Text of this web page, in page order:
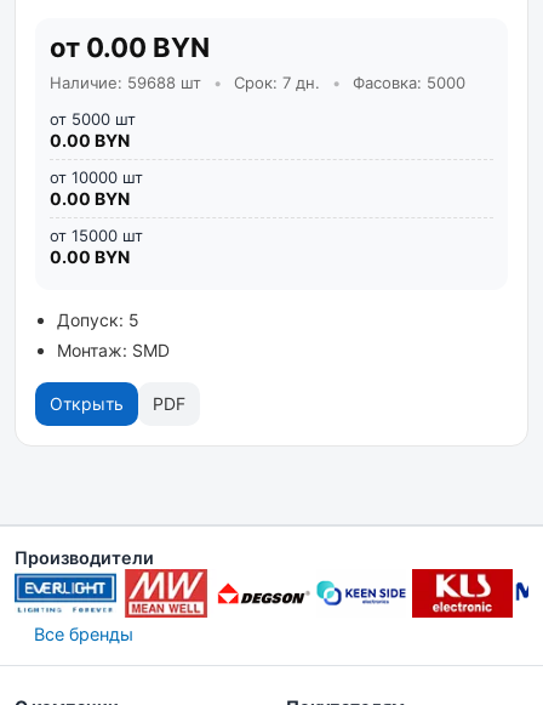
от 0.00 BYN
Наличие: 59688 шт • Срок: 7 дн. •
Фасовка: 5000
от 5000 шт
0.00 BYN
от 10000 шт
0.00 BYN
от 15000 шт
0.00 BYN
Допуск: 5
Монтаж: SMD
Открыть PDF
Производители
Все бренды